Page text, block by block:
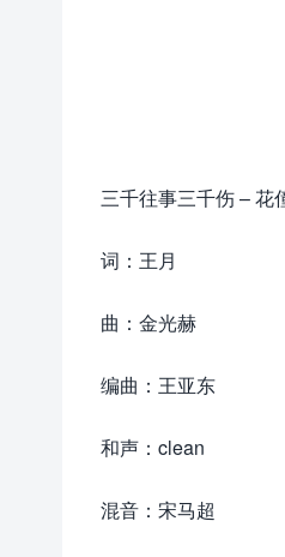
三千往事三千伤 – 花
词：王月
曲：金光赫
编曲：王亚东
和声：clean
混音：宋马超